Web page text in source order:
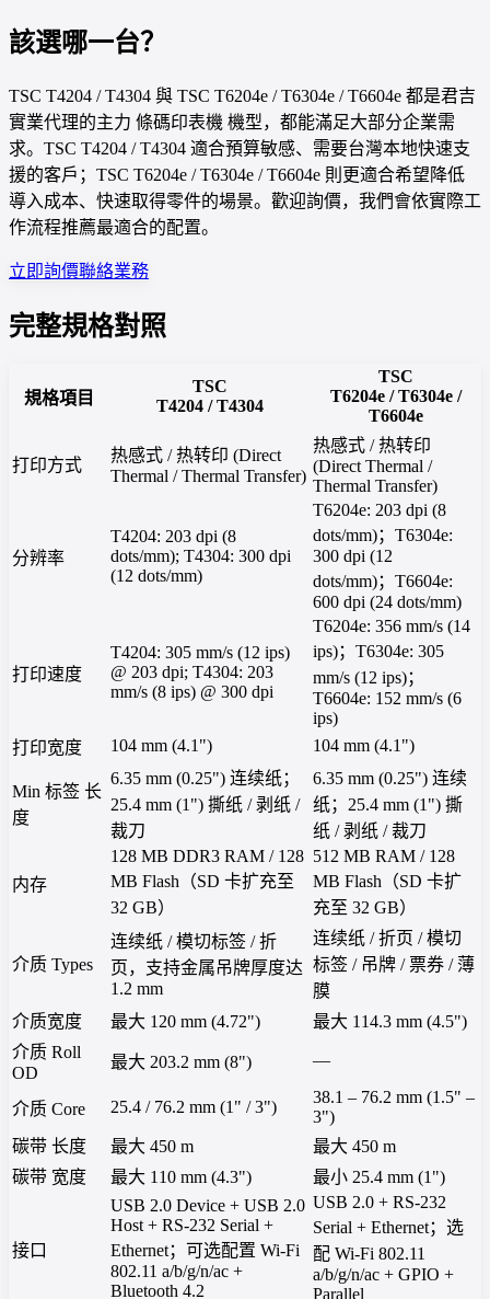
該選哪一台？
TSC T4204 / T4304 與 TSC T6204e / T6304e / T6604e 都是君吉
實業代理的主力 條碼印表機 機型，都能滿足大部分企業需
求。TSC T4204 / T4304 適合預算敏感、需要台灣本地快速支
援的客戶；TSC T6204e / T6304e / T6604e 則更適合希望降低
導入成本、快速取得零件的場景。歡迎詢價，我們會依實際工
作流程推薦最適合的配置。
立即詢價聯絡業務
完整規格對照
規格項目
TSC
T4204 / T4304
TSC
T6204e / T6304e /
T6604e
打印方式
热感式 / 热转印 (Direct
Thermal / Thermal Transfer)
热感式 / 热转印
(Direct Thermal /
Thermal Transfer)
分辨率
T4204: 203 dpi (8
dots/mm); T4304: 300 dpi
(12 dots/mm)
T6204e: 203 dpi (8
dots/mm)；T6304e:
300 dpi (12
dots/mm)；T6604e:
600 dpi (24 dots/mm)
打印速度
T4204: 305 mm/s (12 ips)
@ 203 dpi; T4304: 203
mm/s (8 ips) @ 300 dpi
T6204e: 356 mm/s (14
ips)；T6304e: 305
mm/s (12 ips)；
T6604e: 152 mm/s (6
ips)
打印宽度
104 mm (4.1") 104 mm (4.1")
Min 标签 长
度
6.35 mm (0.25") 连续纸；
25.4 mm (1") 撕纸 / 剥纸 /
裁刀
6.35 mm (0.25") 连续
纸；25.4 mm (1") 撕
纸 / 剥纸 / 裁刀
内存
128 MB DDR3 RAM / 128
MB Flash（SD 卡扩充至
32 GB）
512 MB RAM / 128
MB Flash（SD 卡扩
充至 32 GB）
介质 Types
连续纸 / 模切标签 / 折
页，支持金属吊牌厚度达
1.2 mm
连续纸 / 折页 / 模切
标签 / 吊牌 / 票券 / 薄
膜
介质宽度
最大 120 mm (4.72")
最大 114.3 mm (4.5")
介质 Roll
OD
最大 203.2 mm (8") —
介质 Core 25.4 / 76.2 mm (1" / 3")
38.1 – 76.2 mm (1.5" –
3")
碳带 长度
最大 450 m
最大 450 m
碳带 宽度
最大 110 mm (4.3") 最小 25.4 mm (1")
接口
USB 2.0 Device + USB 2.0
Host + RS-232 Serial +
Ethernet；可选配置 Wi-Fi
802.11 a/b/g/n/ac +
Bluetooth 4.2
USB 2.0 + RS-232
Serial + Ethernet；选
配 Wi-Fi 802.11
a/b/g/n/ac + GPIO +
Parallel